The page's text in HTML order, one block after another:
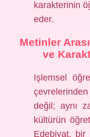
karakterinin
eder.
Metinler
ve
Işlemsel
değil; aynı
kültürün
Edebiyat, bir